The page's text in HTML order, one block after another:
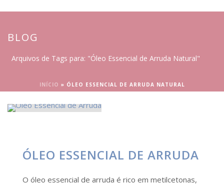
BLOG
Arquivos de Tags para: "Óleo Essencial de Arruda Natural"
INÍCIO » ÓLEO ESSENCIAL DE ARRUDA NATURAL
ÓLEO ESSENCIAL DE ARRUDA
O óleo essencial de arruda é rico em metilcetonas,